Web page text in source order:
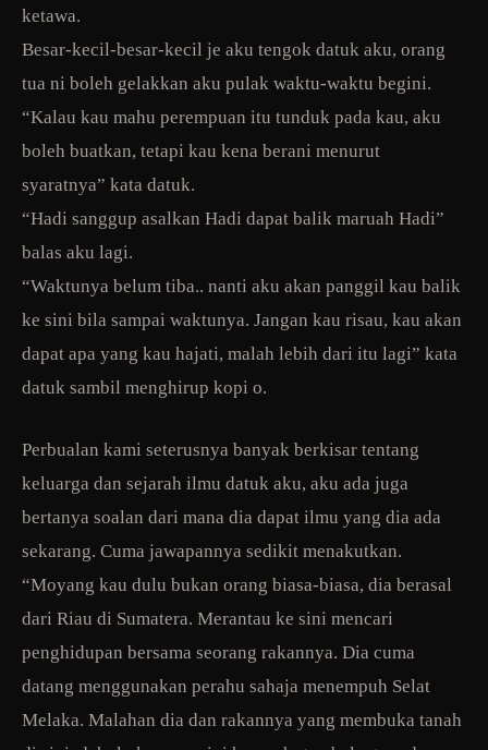
ketawa.
Besar-kecil-besar-kecil je aku tengok datuk aku, orang
tua ni boleh gelakkan aku pulak waktu-waktu begini.
“Kalau kau mahu perempuan itu tunduk pada kau, aku
boleh buatkan, tetapi kau kena berani menurut
syaratnya” kata datuk.
“Hadi sanggup asalkan Hadi dapat balik maruah Hadi”
balas aku lagi.
“Waktunya belum tiba.. nanti aku akan panggil kau balik
ke sini bila sampai waktunya. Jangan kau risau, kau akan
dapat apa yang kau hajati, malah lebih dari itu lagi” kata
datuk sambil menghirup kopi o.
Perbualan kami seterusnya banyak berkisar tentang
keluarga dan sejarah ilmu datuk aku, aku ada juga
bertanya soalan dari mana dia dapat ilmu yang dia ada
sekarang. Cuma jawapannya sedikit menakutkan.
“Moyang kau dulu bukan orang biasa-biasa, dia berasal
dari Riau di Sumatera. Merantau ke sini mencari
penghidupan bersama seorang rakannya. Dia cuma
datang menggunakan perahu sahaja menempuh Selat
Melaka. Malahan dia dan rakannya yang membuka tanah